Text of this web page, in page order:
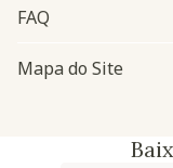
FAQ
Mapa do Site